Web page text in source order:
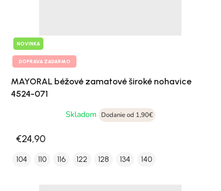
NOVINKA
DOPRAVA ZADARMO
MAYORAL béžové zamatové široké nohavice
4524-071
Skladom
Dodanie od 1,90€
€24,90
104 110 116 122 128 134 140